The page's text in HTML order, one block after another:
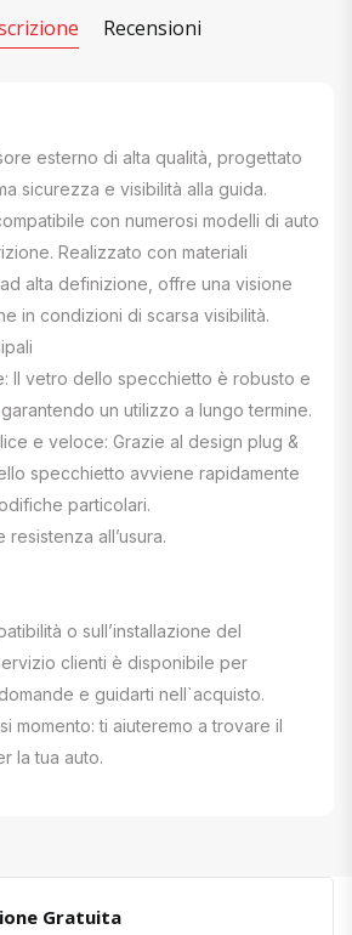
Recensioni
esterno di alta qualità, progettato
sicurezza e visibilità alla guida.
con numerosi modelli di auto
Realizzato con materiali
alta definizione, offre una visione
in condizioni di scarsa visibilità.
Il vetro dello specchietto è robusto e
un utilizzo a lungo termine.
e veloce: Grazie al design plug &
specchietto avviene rapidamente
particolari.
all’usura.
o sull’installazione del
clienti è disponibile per
e guidarti nell`acquisto.
momento: ti aiuteremo a trovare il
la tua auto.
Gratuita